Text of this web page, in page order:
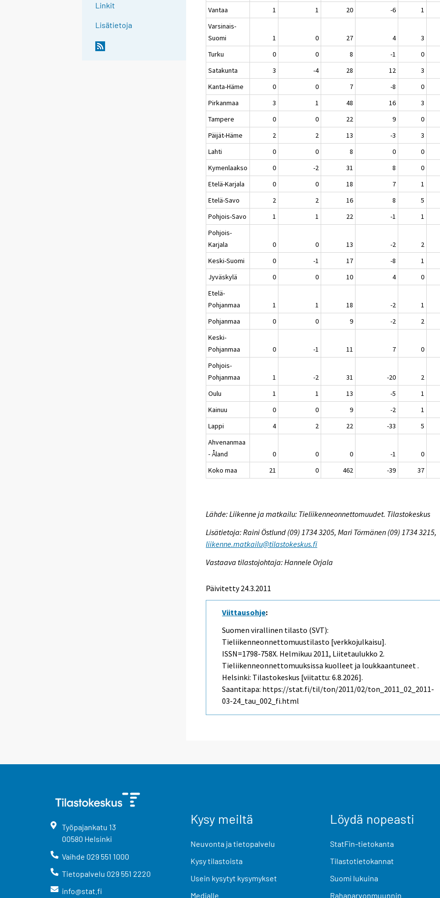
Linkit
Lisätietoja
Vantaa
1 1 20 -6 1
Varsinais-
Suomi
1 0 27 4 3
Turku
0 0 8 -1 0
Satakunta
3 -4 28 12 3
Kanta-Häme
0 0 7 -8 0
Pirkanmaa
3 1 48 16 3
Tampere
0 0 22 9 0
Päijät-Häme
2 2 13 -3 3
Lahti
0 0 8 0 0
Kymenlaakso
0 -2 31 8 0
Etelä-Karjala
0 0 18 7 1
Etelä-Savo
2 2 16 8 5
Pohjois-Savo
1 1 22 -1 1
Pohjois-
Karjala
0 0 13 -2 2
Keski-Suomi
0 -1 17 -8 1
Jyväskylä
0 0 10 4 0
Etelä-
Pohjanmaa
1 1 18 -2 1
Pohjanmaa
0 0 9 -2 2
Keski-
Pohjanmaa
0 -1 11 7 0
Pohjois-
Pohjanmaa
1 -2 31 -20 2
Oulu
1 1 13 -5 1
Kainuu
0 0 9 -2 1
Lappi
4 2 22 -33 5
Ahvenanmaa
- Åland
0 0 0 -1 0
Koko maa
21 0 462 -39 37
Lähde: Liikenne ja matkailu: Tieliikenneonnettomuudet. Tilastokeskus
Lisätietoja: Raini Östlund (09) 1734 3205, Mari Törmänen (09) 1734 3215,
liikenne.matkailu@tilastokeskus.fi
Vastaava tilastojohtaja: Hannele Orjala
Päivitetty 24.3.2011
Viittausohje:
Suomen virallinen tilasto (SVT):
Tieliikenneonnettomuustilasto [verkkojulkaisu].
ISSN=1798-758X. Helmikuu 2011, Liitetaulukko 2.
Tieliikenneonnettomuuksissa kuolleet ja loukkaantuneet .
Helsinki: Tilastokeskus [viitattu: 6.8.2026].
Saantitapa: https://stat.fi/til/ton/2011/02/ton_2011_02_2011-
03-24_tau_002_fi.html
Työpajankatu 13
00580 Helsinki
Vaihde 029 551 1000
Tietopalvelu 029 551 2220
info@stat.fi
Kysy meiltä
Neuvonta ja tietopalvelu
Kysy tilastoista
Usein kysytyt kysymykset
Medialle
Löydä nopeasti
StatFin-tietokanta
Tilastotietokannat
Suomi lukuina
Rahanarvonmuunnin